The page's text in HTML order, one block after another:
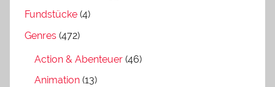
Fundstücke (4)
Genres (472)
Action & Abenteuer (46)
Animation (13)